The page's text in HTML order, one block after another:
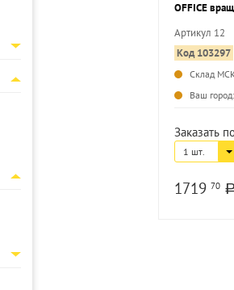
OFFICE
Артикул 12
Код 103297
Склад
Ваш
Заказать
1 шт.
171970 a